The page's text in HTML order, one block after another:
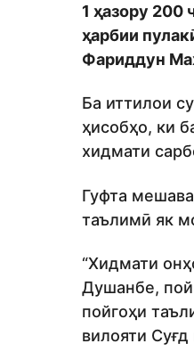
d
i
t
o
g
1 ҳазору 200
ҳарбии
Фариддун
Ба иттилои
ҳисобҳо, ки
хидмати
Гуфта
таълимӣ як
“Хидмати
Душанбе,
пойгоҳи
вилояти